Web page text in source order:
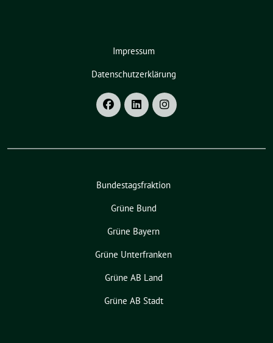
Impressum
Datenschutzerklärung
Bundestagsfraktion
Grüne Bund
Grüne Bayern
Grüne Unterfranken
Grüne AB Land
Grüne AB Stadt